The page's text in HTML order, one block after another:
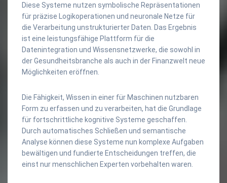
Diese Systeme nutzen symbolische Repräsentationen
für präzise Logikoperationen und neuronale Netze für
die Verarbeitung unstrukturierter Daten. Das Ergebnis
ist eine leistungsfähige Plattform für die
Datenintegration und Wissensnetzwerke, die sowohl in
der Gesundheitsbranche als auch in der Finanzwelt neue
Möglichkeiten eröffnen.
Die Fähigkeit, Wissen in einer für Maschinen nutzbaren
Form zu erfassen und zu verarbeiten, hat die Grundlage
für fortschrittliche kognitive Systeme geschaffen.
Durch automatisches Schließen und semantische
Analyse können diese Systeme nun komplexe Aufgaben
bewältigen und fundierte Entscheidungen treffen, die
einst nur menschlichen Experten vorbehalten waren.